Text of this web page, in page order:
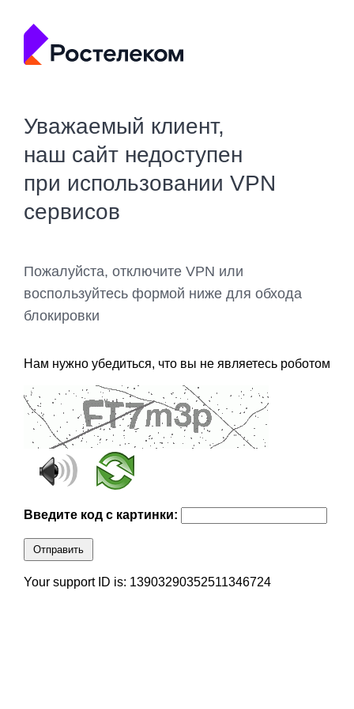
Уважаемый клиент,
наш сайт недоступен
при использовании VPN
сервисов
Пожалуйста, отключите VPN или
воспользуйтесь формой ниже для обхода
блокировки
Нам нужно убедиться, что вы не являетесь роботом
Введите код с картинки:
Отправить
Your support ID is: 13903290352511346724